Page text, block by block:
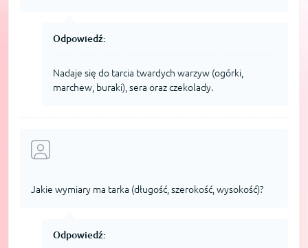
Odpowiedź:
Nadaje się do tarcia twardych warzyw (ogórki,
marchew, buraki), sera oraz czekolady.
Jakie wymiary ma tarka (długość, szerokość, wysokość)?
Odpowiedź: